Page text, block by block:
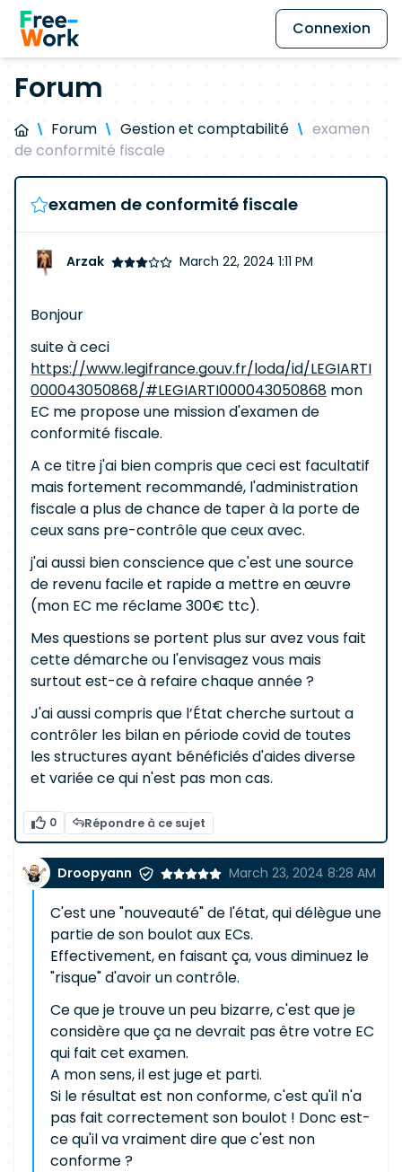
Connexion
Forum
Forum Gestion et comptabilité
examen
de conformité fiscale
examen de conformité fiscale
Arzak March 22, 2024 1:11 PM
Bonjour
suite à ceci
https://www.legifrance.gouv.fr/loda/id/LEGIARTI
000043050868/#LEGIARTI000043050868 mon
EC me propose une mission d'examen de
conformité fiscale.
A ce titre j'ai bien compris que ceci est facultatif
mais fortement recommandé, l'administration
fiscale a plus de chance de taper à la porte de
ceux sans pre-contrôle que ceux avec.
j'ai aussi bien conscience que c'est une source
de revenu facile et rapide a mettre en œuvre
(mon EC me réclame 300€ ttc).
Mes questions se portent plus sur avez vous fait
cette démarche ou l'envisagez vous mais
surtout est-ce à refaire chaque année ?
J'ai aussi compris que l’État cherche surtout a
contrôler les bilan en période covid de toutes
les structures ayant bénéficiés d'aides diverse
et variée ce qui n'est pas mon cas.
0 Répondre à ce sujet
Droopyann March 23, 2024 8:28 AM
C'est une "nouveauté" de l'état, qui délègue une
partie de son boulot aux ECs.
Effectivement, en faisant ça, vous diminuez le
"risque" d'avoir un contrôle.
Ce que je trouve un peu bizarre, c'est que je
considère que ça ne devrait pas être votre EC
qui fait cet examen.
A mon sens, il est juge et parti.
Si le résultat est non conforme, c'est qu'il n'a
pas fait correctement son boulot ! Donc est-
ce qu'il va vraiment dire que c'est non
conforme ?